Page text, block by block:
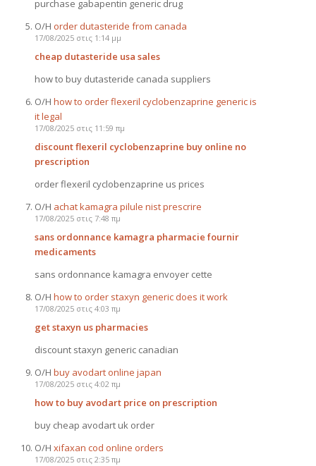
purchase gabapentin generic drug
Ο/Η order dutasteride from canada
17/08/2025 στις 1:14 μμ
cheap dutasteride usa sales
how to buy dutasteride canada suppliers
Ο/Η how to order flexeril cyclobenzaprine generic is
it legal
17/08/2025 στις 11:59 πμ
discount flexeril cyclobenzaprine buy online no
prescription
order flexeril cyclobenzaprine us prices
Ο/Η achat kamagra pilule nist prescrire
17/08/2025 στις 7:48 πμ
sans ordonnance kamagra pharmacie fournir
medicaments
sans ordonnance kamagra envoyer cette
Ο/Η how to order staxyn generic does it work
17/08/2025 στις 4:03 πμ
get staxyn us pharmacies
discount staxyn generic canadian
Ο/Η buy avodart online japan
17/08/2025 στις 4:02 πμ
how to buy avodart price on prescription
buy cheap avodart uk order
Ο/Η xifaxan cod online orders
17/08/2025 στις 2:35 πμ